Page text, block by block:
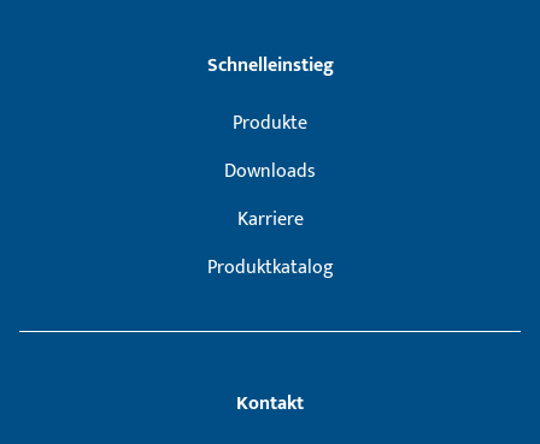
Schnelleinstieg
Produkte
Downloads
Karriere
Produktkatalog
Kontakt